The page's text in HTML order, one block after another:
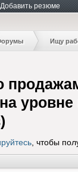
Добавить резюме
Ищу
, чтобы